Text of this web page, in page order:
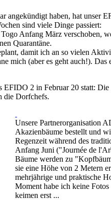
angekündigt haben, hat unser
sind viele Dinge passiert:
Anfang März verschoben,
Quarantäne.
damit ich an so vielen
mich (aber es geht auch!). Das
EFIDO 2 in Februar 20 statt:
die Dorfchefs.
Unsere Partnerorganisation
Akazienbäume bestellt und
Regenzeit während des
Anfang Juni ("Journée de
Bäume werden zu
sie eine Höhe von 2 Metern
mehrjährige und praktische
Moment habe ich keine
keimen erst ...